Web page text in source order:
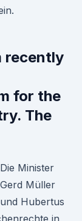
recently
for the
The
Die Minister
Gerd Müller
und Hubertus
in